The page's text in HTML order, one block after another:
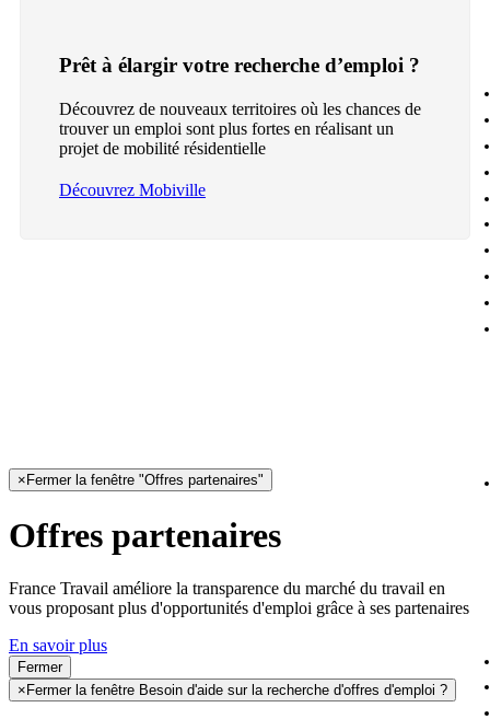
Prêt à élargir votre recherche d’emploi ?
Découvrez de nouveaux territoires où les chances de
trouver un emploi sont plus fortes en réalisant un
projet de mobilité résidentielle
Découvrez Mobiville
× Fermer la fenêtre "Offres partenaires"
Offres partenaires
France Travail améliore la transparence du marché du travail en
vous proposant plus d'opportunités d'emploi grâce à ses partenaires
En savoir plus
Fermer
× Fermer la fenêtre Besoin d'aide sur la recherche d'offres d'emploi ?